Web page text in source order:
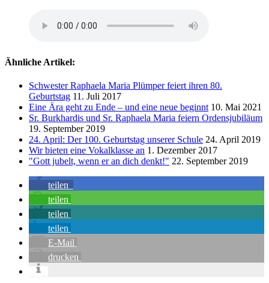
Ähnliche Artikel:
Schwester Raphaela Maria Plümper feiert ihren 80.
Geburtstag 11. Juli 2017
Eine Ära geht zu Ende – und eine neue beginnt 10. Mai 2021
Sr. Burkhardis und Sr. Raphaela Maria feiern Ordensjubiläum
19. September 2019
24. April: Der 100. Geburtstag unserer Schule 24. April 2019
Wir bieten eine Vokalklasse an 1. Dezember 2017
"Gott jubelt, wenn er an dich denkt!" 22. September 2019
teilen
teilen
teilen
teilen
E-Mail
drucken